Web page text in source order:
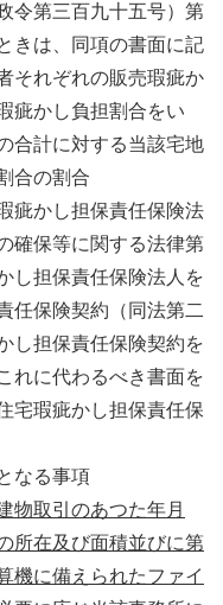
令第三百九十五号）第
きは、同項の書面に記
それぞれの販売瑕疵か
疵かし負担割合をい
合計に対する当該宅地
合の割合
疵かし担保責任保険法
確保等に関する法律第
し担保責任保険法人を
任保険契約（同法第二
し担保責任保険契約を
れに代わるべき書面を
宅瑕疵かし担保責任保
なる事項
物取引のあつた年月
所在及び面積並びに第
機に備えられたファイ